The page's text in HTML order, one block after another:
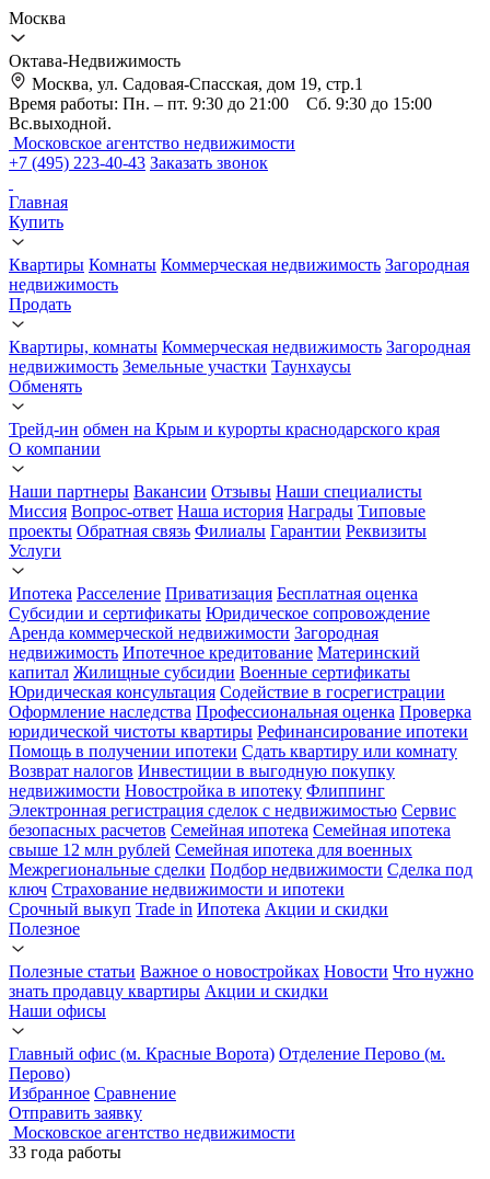
Москва
Октава-Недвижимость
Москва, ул. Садовая-Спасская, дом 19, стр.1
Время работы: Пн. – пт. 9:30 до 21:00 Сб. 9:30 до 15:00
Вс.выходной.
Московское агентство недвижимости
+7 (495) 223-40-43 Заказать звонок
Главная
Купить
Квартиры Комнаты Коммерческая недвижимость Загородная
недвижимость
Продать
Квартиры, комнаты Коммерческая недвижимость Загородная
недвижимость Земельные участки Таунхаусы
Обменять
Трейд-ин обмен на Крым и курорты краснодарского края
О компании
Наши партнеры Вакансии Отзывы Наши специалисты
Миссия Вопрос-ответ Наша история Награды Типовые
проекты Обратная связь Филиалы Гарантии Реквизиты
Услуги
Ипотека Расселение Приватизация Бесплатная оценка
Субсидии и сертификаты Юридическое сопровождение
Аренда коммерческой недвижимости Загородная
недвижимость Ипотечное кредитование Материнский
капитал Жилищные субсидии Военные сертификаты
Юридическая консультация Содействие в госрегистрации
Оформление наследства Профессиональная оценка Проверка
юридической чистоты квартиры Рефинансирование ипотеки
Помощь в получении ипотеки Сдать квартиру или комнату
Возврат налогов Инвестиции в выгодную покупку
недвижимости Новостройка в ипотеку Флиппинг
Электронная регистрация сделок с недвижимостью Сервис
безопасных расчетов Семейная ипотека Семейная ипотека
свыше 12 млн рублей Семейная ипотека для военных
Межрегиональные сделки Подбор недвижимости Сделка под
ключ Страхование недвижимости и ипотеки
Срочный выкуп Trade in Ипотека Акции и скидки
Полезное
Полезные статьи Важное о новостройках Новости Что нужно
знать продавцу квартиры Акции и скидки
Наши офисы
Главный офис (м. Красные Ворота) Отделение Перово (м.
Перово)
Избранное Сравнение
Отправить заявку
Московское агентство недвижимости
33 годa работы